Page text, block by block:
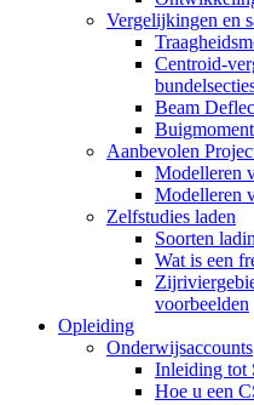
Vergelijkingen en
Centroid-
Beam
Aanbevolen
Modelleren
Modelleren
Zelfstudies laden
Soorten
Wat is een
voorbeelden
Opleiding
Onderwijsaccounts
Inleiding tot
Hoe u een